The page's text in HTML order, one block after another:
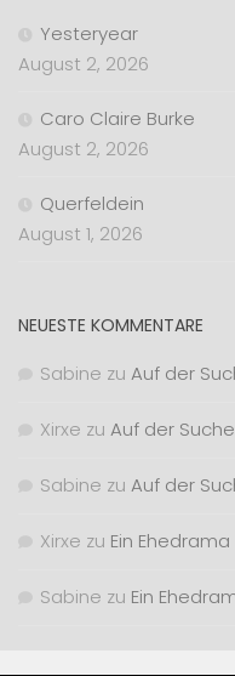
Yesteryear
August 2, 2026
Caro Claire Burke
August 2, 2026
Querfeldein
August 1, 2026
NEUESTE KOMMENTARE
Sabine zu Auf der
Xirxe zu Auf der Suche
Sabine zu Auf der
Xirxe zu Ein
Sabine zu Ein